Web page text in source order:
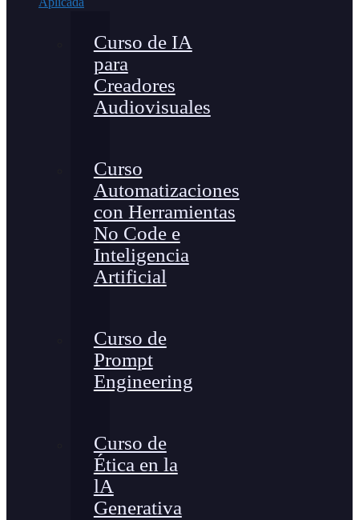
Curso de IA
para
Creadores
Audiovisuales
Curso
Automatizaciones
con Herramientas
No Code e
Inteligencia
Artificial
Curso de
Prompt
Engineering
Curso de
Ética en la
lA
Generativa